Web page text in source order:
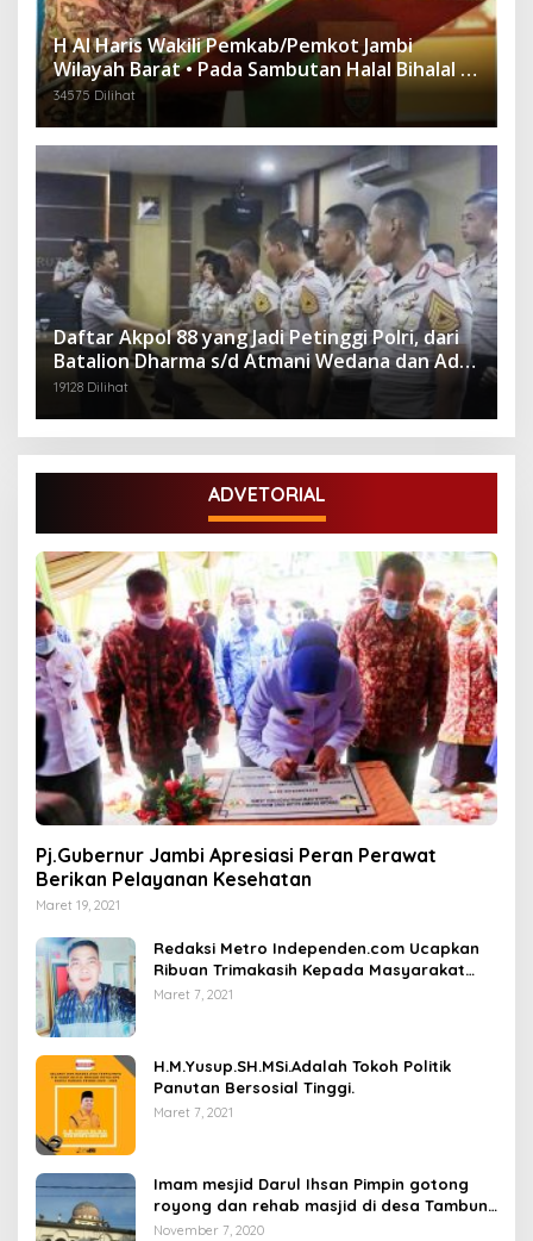
H Al Haris Wakili Pemkab/Pemkot Jambi
Wilayah Barat • Pada Sambutan Halal Bihalal di
Gubernuran
34575 Dilihat
Daftar Akpol 88 yang Jadi Petinggi Polri, dari
Batalion Dharma s/d Atmani Wedana dan Adhi
Pradana
19128 Dilihat
ADVETORIAL
Pj.Gubernur Jambi Apresiasi Peran Perawat
Berikan Pelayanan Kesehatan
Maret 19, 2021
Redaksi Metro Independen.com Ucapkan
Ribuan Trimakasih Kepada Masyarakat
Pengunjung Dan Pembaca.
Maret 7, 2021
H.M.Yusup.SH.MSi.Adalah Tokoh Politik
Panutan Bersosial Tinggi.
Maret 7, 2021
Imam mesjid Darul Ihsan Pimpin gotong
royong dan rehab masjid di desa Tambun
Arang Kecamatan Sumay, kabupaten tebo
November 7, 2020